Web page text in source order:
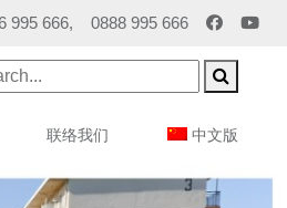
995 666, 0888 995 666
联络我们 中文版